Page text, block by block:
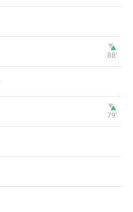
88‎’‎
79‎’‎